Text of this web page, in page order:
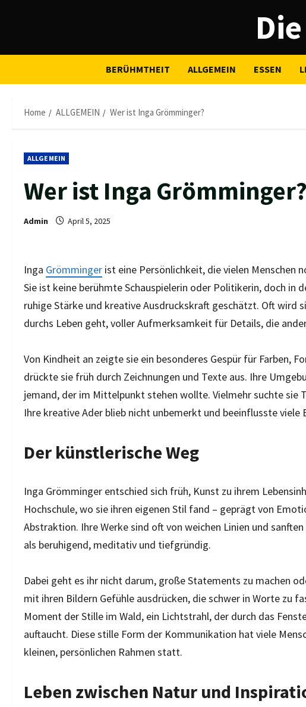
BERÜHMTHEIT ALLGEMEIN ESSEN
Home ALLGEMEIN Wer ist Inga Grömminger?
ALLGEMEIN
Wer ist Inga Grömminger?
Admin April 5, 2025
Inga Grömminger ist eine Persönlichkeit, die vielen Menschen
Sie ist keine berühmte Schauspielerin oder Politikerin, doch in
ruhige Stärke und kreative Ausdruckskraft geschätzt. Oft wird
durchs Leben geht, voller Aufmerksamkeit für Details, die
Von Kindheit an zeigte sie ein besonderes Gespür für Farben,
drückte sie früh durch Zeichnungen und Texte aus. Ihre
jemand, der im Mittelpunkt stehen wollte. Vielmehr suchte sie
Ihre kreative Ader blieb nicht unbemerkt und beeinflusste viele
Der künstlerische Weg
Inga Grömminger entschied sich früh, Kunst zu ihrem
Hochschule, wo sie ihren eigenen Stil fand – geprägt von
Abstraktion. Ihre Werke sind oft von weichen Linien und
als beruhigend, meditativ und tiefgründig.
Dabei geht es ihr nicht darum, große Statements zu machen
mit ihren Bildern Gefühle ausdrücken, die schwer in Worte zu
Moment der Stille im Wald, ein Lichtstrahl, der durch das
auftaucht. Diese stille Form der Kommunikation hat viele
kleinen, persönlichen Rahmen statt.
Leben zwischen Natur und